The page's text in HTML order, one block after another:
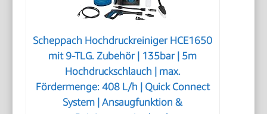
Scheppach Hochdruckreiniger HCE1650
mit 9-TLG. Zubehör | 135bar | 5m
Hochdruckschlauch | max.
Fördermenge: 408 L/h | Quick Connect
System | Ansaugfunktion &